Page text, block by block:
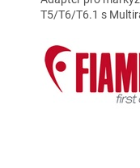
T5/T6/T6.1 s